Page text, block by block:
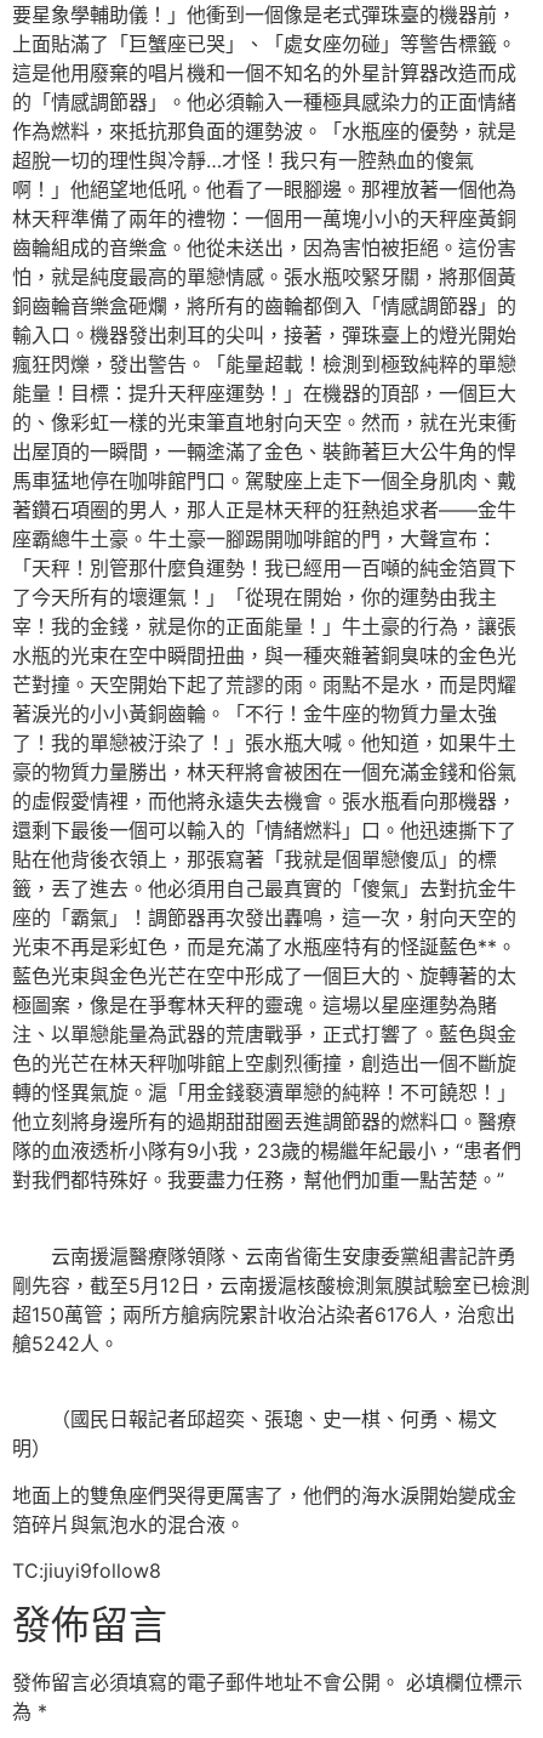
要星象學輔助儀！」他衝到一個像是老式彈珠臺的機器前，
上面貼滿了「巨蟹座已哭」、「處女座勿碰」等警告標籤。
這是他用廢棄的唱片機和一個不知名的外星計算器改造而成
的「情感調節器」。他必須輸入一種極具感染力的正面情緒
作為燃料，來抵抗那負面的運勢波。「水瓶座的優勢，就是
超脫一切的理性與冷靜…才怪！我只有一腔熱血的傻氣
啊！」他絕望地低吼。他看了一眼腳邊。那裡放著一個他為
林天秤準備了兩年的禮物：一個用一萬塊小小的天秤座黃銅
齒輪組成的音樂盒。他從未送出，因為害怕被拒絕。這份害
怕，就是純度最高的單戀情感。張水瓶咬緊牙關，將那個黃
銅齒輪音樂盒砸爛，將所有的齒輪都倒入「情感調節器」的
輸入口。機器發出刺耳的尖叫，接著，彈珠臺上的燈光開始
瘋狂閃爍，發出警告。「能量超載！檢測到極致純粹的單戀
能量！目標：提升天秤座運勢！」在機器的頂部，一個巨大
的、像彩虹一樣的光束筆直地射向天空。然而，就在光束衝
出屋頂的一瞬間，一輛塗滿了金色、裝飾著巨大公牛角的悍
馬車猛地停在咖啡館門口。駕駛座上走下一個全身肌肉、戴
著鑽石項圈的男人，那人正是林天秤的狂熱追求者——金牛
座霸總牛土豪。牛土豪一腳踢開咖啡館的門，大聲宣布：
「天秤！別管那什麼負運勢！我已經用一百噸的純金箔買下
了今天所有的壞運氣！」「從現在開始，你的運勢由我主
宰！我的金錢，就是你的正面能量！」牛土豪的行為，讓張
水瓶的光束在空中瞬間扭曲，與一種夾雜著銅臭味的金色光
芒對撞。天空開始下起了荒謬的雨。雨點不是水，而是閃耀
著淚光的小小黃銅齒輪。「不行！金牛座的物質力量太強
了！我的單戀被汙染了！」張水瓶大喊。他知道，如果牛土
豪的物質力量勝出，林天秤將會被困在一個充滿金錢和俗氣
的虛假愛情裡，而他將永遠失去機會。張水瓶看向那機器，
還剩下最後一個可以輸入的「情緒燃料」口。他迅速撕下了
貼在他背後衣領上，那張寫著「我就是個單戀傻瓜」的標
籤，丟了進去。他必須用自己最真實的「傻氣」去對抗金牛
座的「霸氣」！調節器再次發出轟鳴，這一次，射向天空的
光束不再是彩虹色，而是充滿了水瓶座特有的怪誕藍色**。
藍色光束與金色光芒在空中形成了一個巨大的、旋轉著的太
極圖案，像是在爭奪林天秤的靈魂。這場以星座運勢為賭
注、以單戀能量為武器的荒唐戰爭，正式打響了。藍色與金
色的光芒在林天秤咖啡館上空劇烈衝撞，創造出一個不斷旋
轉的怪異氣旋。滬「用金錢褻瀆單戀的純粹！不可饒恕！」
他立刻將身邊所有的過期甜甜圈丟進調節器的燃料口。醫療
隊的血液透析小隊有9小我，23歲的楊繼年紀最小，“患者們
對我們都特殊好。我要盡力任務，幫他們加重一點苦楚。”
云南援滬醫療隊領隊、云南省衛生安康委黨組書記許勇
剛先容，截至5月12日，云南援滬核酸檢測氣膜試驗室已檢測
超150萬管；兩所方艙病院累計收治沾染者6176人，治愈出
艙5242人。
（國民日報記者邱超奕、張璁、史一棋、何勇、楊文
明）
地面上的雙魚座們哭得更厲害了，他們的海水淚開始變成金
箔碎片與氣泡水的混合液。
TC:jiuyi9follow8
發佈留言
發佈留言必須填寫的電子郵件地址不會公開。 必填欄位標示
為 *